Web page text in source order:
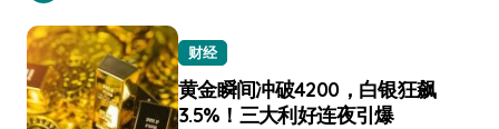
财经
黄金瞬间冲破4200，白银狂飙
3.5%！三大利好连夜引爆